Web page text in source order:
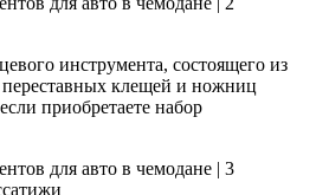
инструмента, состоящего из
переставных клещей и ножниц
приобретаете набор